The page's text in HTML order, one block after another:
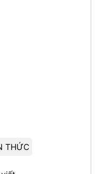
THỨC